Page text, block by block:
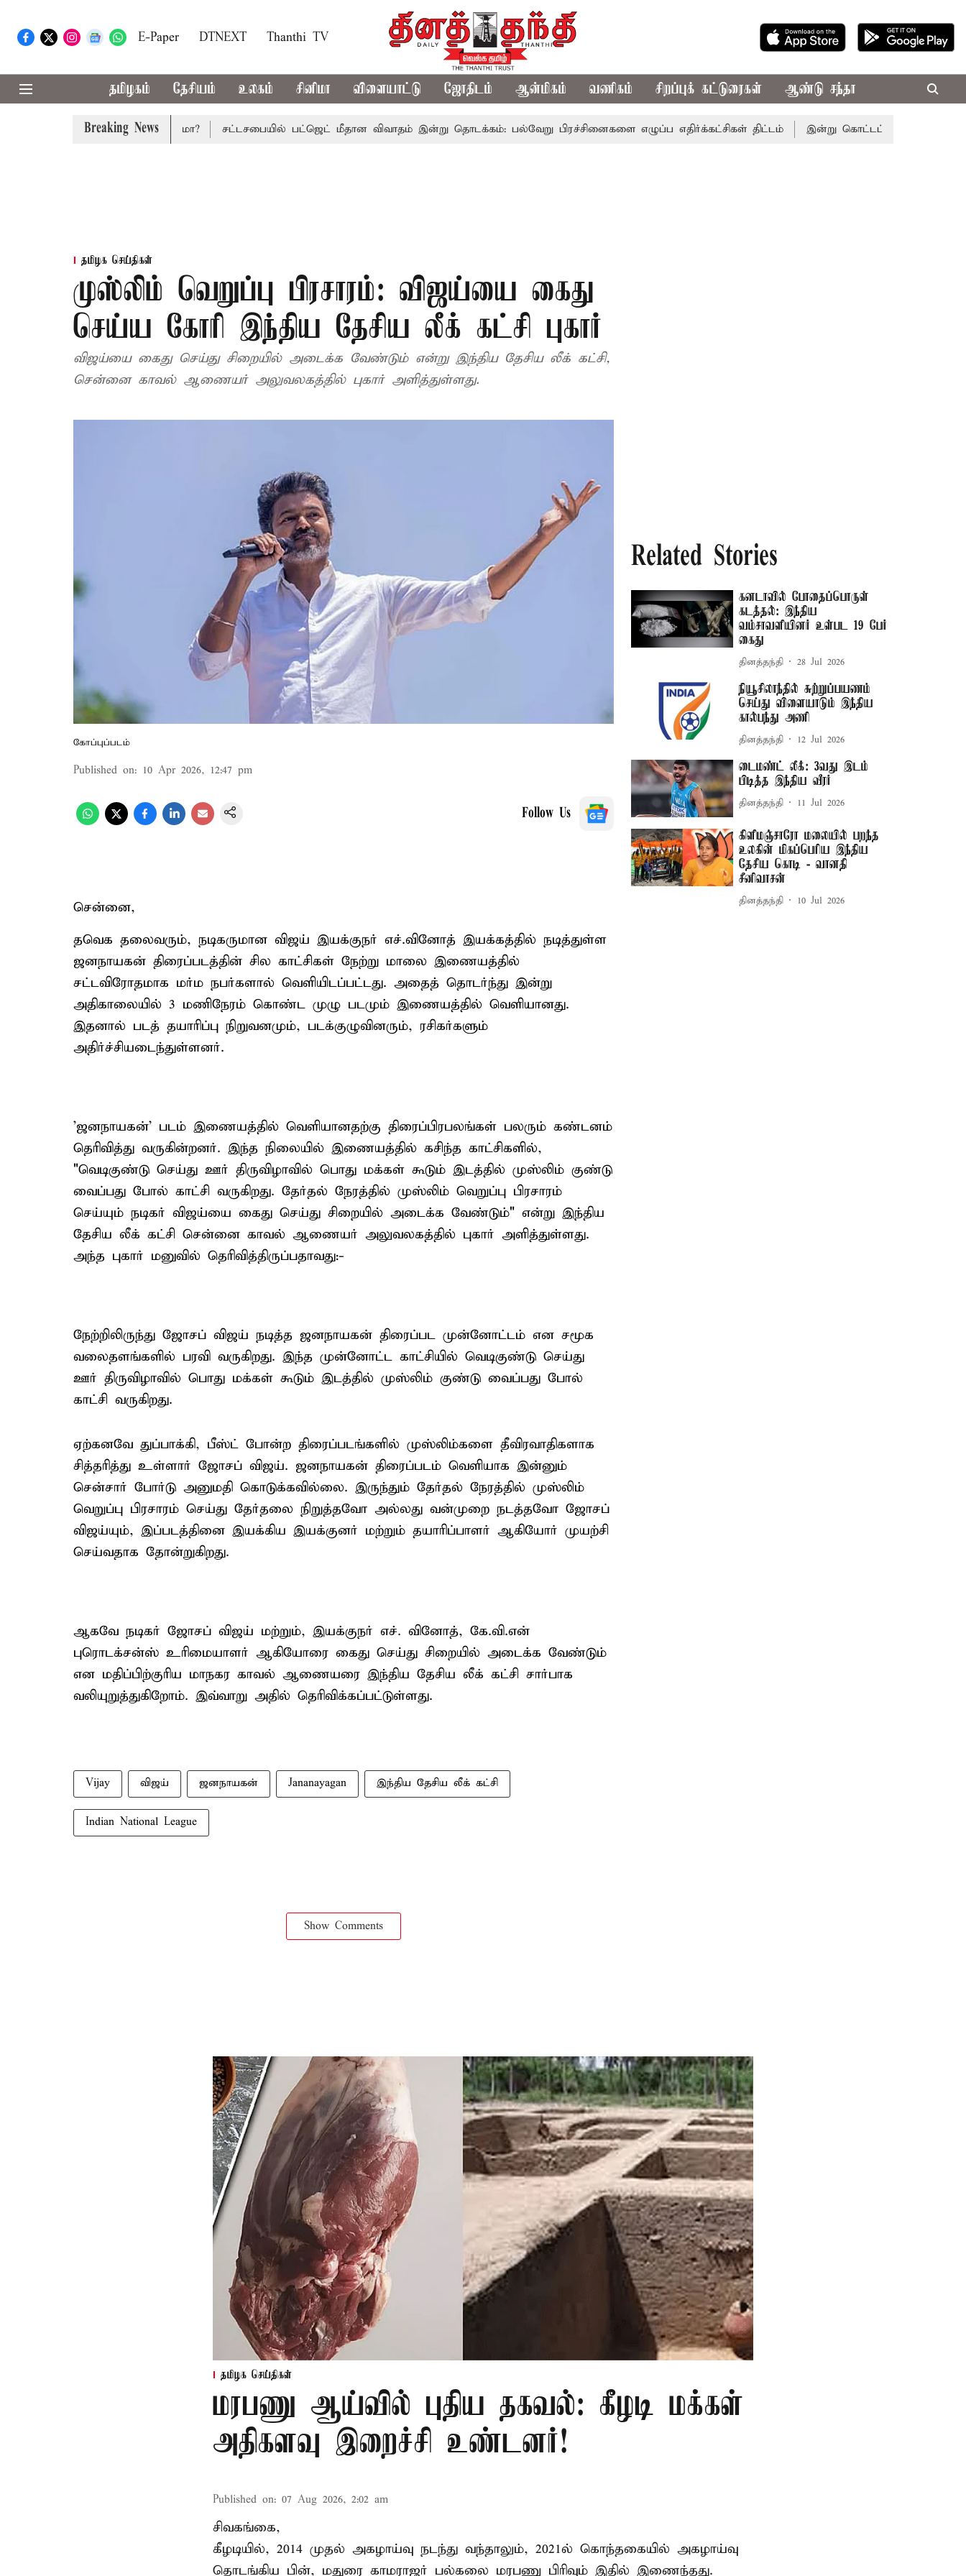
E-Paper DTNEXT Thanthi TV
தமிழகம் தேசியம் உலகம் சினிமா விளையாட்டு ஜோதிடம் ஆன்மிகம் வணிகம் சிறப்புக் கட்டுரைகள் ஆண்டு சந்தா
Breaking News
மாற்றமா?, தடுமாற்றமா? சட்டசபையில் பட்ஜெட் மீதான விவாதம் இன்று தொடக்கம்: பல்வேறு பிரச்சினைகளை எழுப்ப எதிர்க்கட்சிகள் திட்டம் இன்று கொட்டப்போகும் கனமழை..
தமிழக செய்திகள்
முஸ்லிம் வெறுப்பு பிரசாரம்: விஜய்யை கைது
செய்ய கோரி இந்திய தேசிய லீக் கட்சி புகார்
விஜய்யை கைது செய்து சிறையில் அடைக்க வேண்டும் என்று இந்திய தேசிய லீக் கட்சி,
சென்னை காவல் ஆணையர் அலுவலகத்தில் புகார் அளித்துள்ளது.
கோப்புப்படம்
Published on: 10 Apr 2026, 12:47 pm
Follow Us
சென்னை,
தவெக தலைவரும், நடிகருமான விஜய் இயக்குநர் எச்.வினோத் இயக்கத்தில் நடித்துள்ள
ஜனநாயகன் திரைப்படத்தின் சில காட்சிகள் நேற்று மாலை இணையத்தில்
சட்டவிரோதமாக மர்ம நபர்களால் வெளியிடப்பட்டது. அதைத் தொடர்ந்து இன்று
அதிகாலையில் 3 மணிநேரம் கொண்ட முழு படமும் இணையத்தில் வெளியானது.
இதனால் படத் தயாரிப்பு நிறுவனமும், படக்குழுவினரும், ரசிகர்களும்
அதிர்ச்சியடைந்துள்ளனர்.
'ஜனநாயகன்' படம் இணையத்தில் வெளியானதற்கு திரைப்பிரபலங்கள் பலரும் கண்டனம்
தெரிவித்து வருகின்றனர். இந்த நிலையில் இணையத்தில் கசிந்த காட்சிகளில்,
"வெடிகுண்டு செய்து ஊர் திருவிழாவில் பொது மக்கள் கூடும் இடத்தில் முஸ்லிம் குண்டு
வைப்பது போல் காட்சி வருகிறது. தேர்தல் நேரத்தில் முஸ்லிம் வெறுப்பு பிரசாரம்
செய்யும் நடிகர் விஜய்யை கைது செய்து சிறையில் அடைக்க வேண்டும்" என்று இந்திய
தேசிய லீக் கட்சி சென்னை காவல் ஆணையர் அலுவலகத்தில் புகார் அளித்துள்ளது.
அந்த புகார் மனுவில் தெரிவித்திருப்பதாவது:-
நேற்றிலிருந்து ஜோசப் விஜய் நடித்த ஜனநாயகன் திரைப்பட முன்னோட்டம் என சமூக
வலைதளங்களில் பரவி வருகிறது. இந்த முன்னோட்ட காட்சியில் வெடிகுண்டு செய்து
ஊர் திருவிழாவில் பொது மக்கள் கூடும் இடத்தில் முஸ்லிம் குண்டு வைப்பது போல்
காட்சி வருகிறது.
ஏற்கனவே துப்பாக்கி, பீஸ்ட் போன்ற திரைப்படங்களில் முஸ்லிம்களை தீவிரவாதிகளாக
சித்தரித்து உள்ளார் ஜோசப் விஜய். ஜனநாயகன் திரைப்படம் வெளியாக இன்னும்
சென்சார் போர்டு அனுமதி கொடுக்கவில்லை. இருந்தும் தேர்தல் நேரத்தில் முஸ்லிம்
வெறுப்பு பிரசாரம் செய்து தேர்தலை நிறுத்தவோ அல்லது வன்முறை நடத்தவோ ஜோசப்
விஜய்யும், இப்படத்தினை இயக்கிய இயக்குனர் மற்றும் தயாரிப்பாளர் ஆகியோர் முயற்சி
செய்வதாக தோன்றுகிறது.
ஆகவே நடிகர் ஜோசப் விஜய் மற்றும், இயக்குநர் எச். வினோத், கே.வி.என்
புரொடக்சன்ஸ் உரிமையாளர் ஆகியோரை கைது செய்து சிறையில் அடைக்க வேண்டும்
என மதிப்பிற்குரிய மாநகர காவல் ஆணையரை இந்திய தேசிய லீக் கட்சி சார்பாக
வலியுறுத்துகிறோம். இவ்வாறு அதில் தெரிவிக்கப்பட்டுள்ளது.
Vijay விஜய் ஜனநாயகன் Jananayagan இந்திய தேசிய லீக் கட்சி
Indian National League
Show Comments
Related Stories
கனடாவில் போதைப்பொருள்
கடத்தல்: இந்திய
வம்சாவளியினர் உள்பட 19 பேர்
கைது
தினத்தந்தி 28 Jul 2026
நியூசிலாந்தில் சுற்றுப்பயணம்
செய்து விளையாடும் இந்திய
கால்பந்து அணி
தினத்தந்தி 12 Jul 2026
டைமண்ட் லீக்: 3வது இடம்
பிடித்த இந்திய வீரர்
தினத்தந்தி 11 Jul 2026
கிளிமஞ்சாரோ மலையில் பறந்த
உலகின் மிகப்பெரிய இந்திய
தேசிய கொடி - வானதி
சீனிவாசன்
தினத்தந்தி 10 Jul 2026
தமிழக செய்திகள்
மரபணு ஆய்வில் புதிய தகவல்: கீழடி மக்கள்
அதிகளவு இறைச்சி உண்டனர்!
Published on: 07 Aug 2026, 2:02 am
சிவகங்கை,
கீழடியில், 2014 முதல் அகழாய்வு நடந்து வந்தாலும், 2021ல் கொந்தகையில் அகழாய்வு
தொடங்கிய பின், மதுரை காமராஜர் பல்கலை மரபணு பிரிவும் இதில் இணைந்தது.